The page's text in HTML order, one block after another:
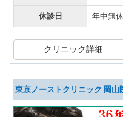
休診日 年中無
クリニック詳細
東京ノーストクリニック 岡山